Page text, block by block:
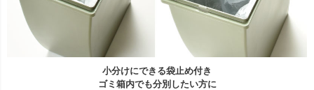
小分けにできる袋止め付き
ゴミ箱内でも分別したい方に